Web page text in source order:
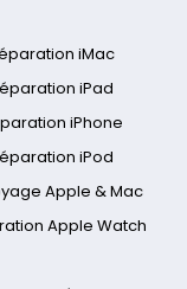
iMac
iPad
iPhone
iPod
Apple & Mac
Apple Watch